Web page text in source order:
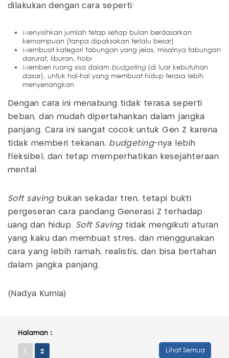
dilakukan dengan cara seperti:
Menyisihkan jumlah tetap setiap bulan berdasarkan
kemampuan (tanpa dipaksakan terlalu besar)
Membuat kategori tabungan yang jelas, misalnya tabungan
darurat, liburan, hobi
Memberi ruang sisa dalam budgeting(di luar kebutuhan
dasar), untuk hal-hal yang membuat hidup terasa lebih
menyenangkan
Dengan cara ini menabung tidak terasa seperti
beban, dan mudah dipertahankan dalam jangka
panjang. Cara ini sangat cocok untuk Gen Z karena
tidak memberi tekanan, budgeting-nya lebih
fleksibel, dan tetap memperhatikan kesejahteraan
mental.
Soft savingbukan sekadar tren, tetapi bukti
pergeseran cara pandang Generasi Z terhadap
uang dan hidup. Soft Savingtidak mengikuti aturan
yang kaku dan membuat stres, dan menggunakan
cara yang lebih ramah, realistis, dan bisa bertahan
dalam jangka panjang.
(Nadya Kurnia)
Halaman :
1 2 Lihat Semua